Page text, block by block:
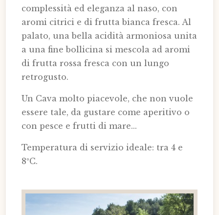
complessità ed eleganza al naso, con
aromi citrici e di frutta bianca fresca. Al
palato, una bella acidità armoniosa unita
a una fine bollicina si mescola ad aromi
di frutta rossa fresca con un lungo
retrogusto.
Un Cava molto piacevole, che non vuole
essere tale, da gustare come aperitivo o
con pesce e frutti di mare...
Temperatura di servizio ideale: tra 4 e
8ºC.